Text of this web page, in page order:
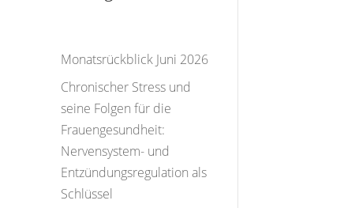
Monatsrückblick Juni 2026
Chronischer Stress und
seine Folgen für die
Frauengesundheit:
Nervensystem- und
Entzündungsregulation als
Schlüssel